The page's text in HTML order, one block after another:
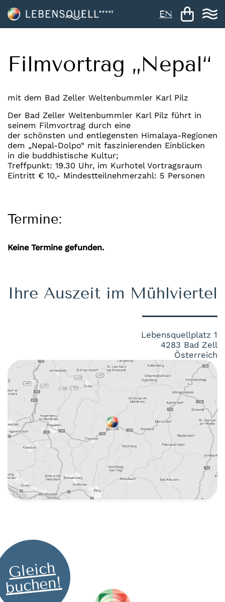
EN
Filmvortrag „Nepal“
mit dem Bad Zeller Weltenbummler Karl Pilz
Der Bad Zeller Weltenbummler Karl Pilz führt in
seinem Filmvortrag durch eine
der schönsten und entlegensten Himalaya-Regionen
dem „Nepal-Dolpo“ mit faszinierenden Einblicken
in die buddhistische Kultur;
Treffpunkt: 19.30 Uhr, im Kurhotel Vortragsraum
Eintritt € 10,- Mindestteilnehmerzahl: 5 Personen
Termine:
Keine Termine gefunden.
Ihre Auszeit im Mühlviertel
Lebensquellplatz 1
4283 Bad Zell
Österreich
Gleich
buchen!